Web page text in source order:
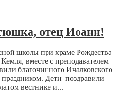
отец Иоанн!
школы при храме Рождества
вместе с преподавателем
благочинного Ичалковского
Дети поздравили
вестнике и...